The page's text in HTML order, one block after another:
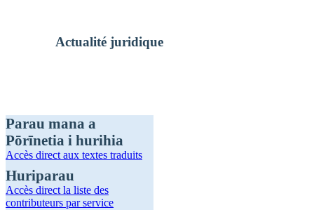
Actualité juridique
Parau mana a
Pōrīnetia i hurihia
Accès direct aux textes traduits
Huriparau
Accès direct la liste des
contributeurs par service